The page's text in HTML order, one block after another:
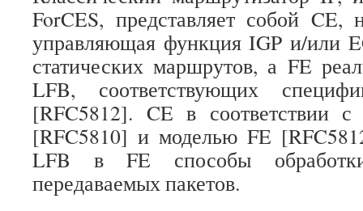
ForCES, представляет собой CE,
управляющая функция IGP и/или
статических маршрутов, а FE
LFB, соответствующих
[RFC5812]. CE в соответствии с
[RFC5810] и моделью FE
LFB в FE способы
передаваемых пакетов.